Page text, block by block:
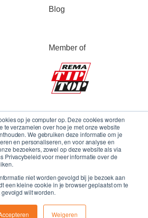
op je computer op. Deze cookies worden
te verzamelen over hoe je met onze website
We gebruiken deze informatie om je
en personaliseren, en voor analyse en
bezoekers, zowel op deze website als via
Privacybeleid voor meer informatie over de
niet worden gevolgd bij je bezoek aan
een kleine cookie in je browser geplaatst om te
wilt worden.
Weigeren
Blog
Member of
Conveyor Belts BV